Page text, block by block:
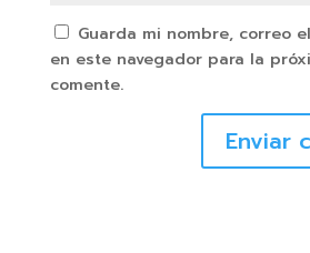
Guarda mi nombre, correo
en este navegador para la
comente.
Enviar